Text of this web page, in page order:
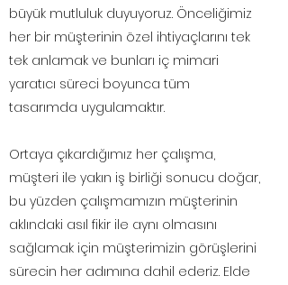
büyük mutluluk duyuyoruz. Önceliğimiz
her bir müşterinin özel ihtiyaçlarını tek
tek anlamak ve bunları iç mimari
yaratıcı süreci boyunca tüm
tasarımda uygulamaktır.
Ortaya çıkardığımız her çalışma,
müşteri ile yakın iş birliği sonucu doğar,
bu yüzden çalışmamızın müşterinin
aklındaki asıl fikir ile aynı olmasını
sağlamak için müşterimizin görüşlerini
sürecin her adımına dahil ederiz. Elde